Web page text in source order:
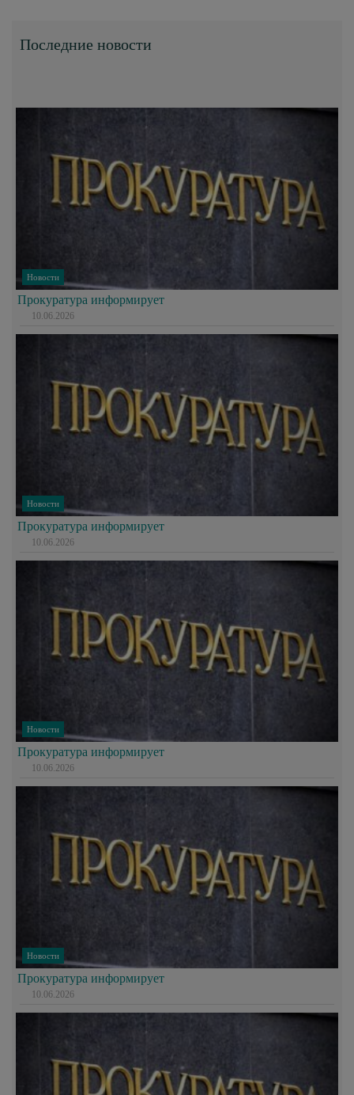
Последние новости
Новости
Прокуратура информирует
10.06.2026
Новости
Прокуратура информирует
10.06.2026
Новости
Прокуратура информирует
10.06.2026
Новости
Прокуратура информирует
10.06.2026